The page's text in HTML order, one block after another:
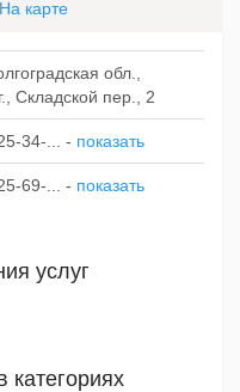
На карте
обл.,
Складской пер., 2
34-... - показать
69-... - показать
услуг
категориях